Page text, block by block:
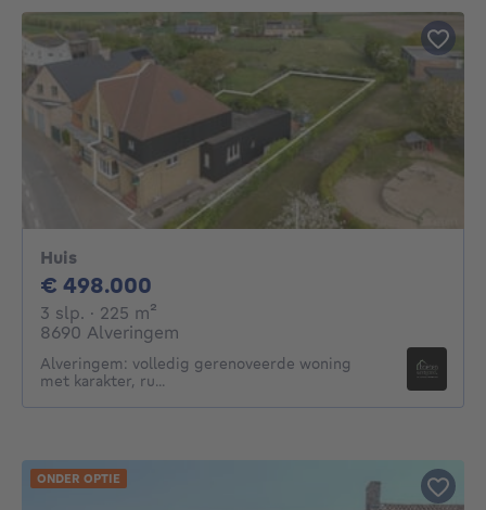
Huis
€ 498.000
3 slp. 3 slaapkamers
· 225 m²
8690 Alveringem
Alveringem: volledig gerenoveerde woning
met karakter, ru...
ONDER OPTIE